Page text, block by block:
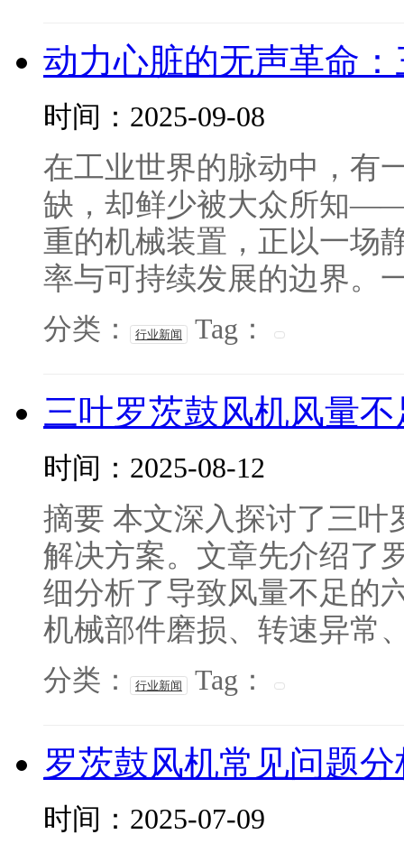
动力心脏的无声革命
时间：2025-09-08
在工业世界的脉动中，有
缺，却鲜少被大众所知
重的机械装置，正以一场
率与可持续发展的边界。
分类： 行业新闻 Tag：
三叶罗茨鼓风机风量
时间：2025-08-12
摘要 本文深入探讨了三叶
解决方案。文章先介绍了
细分析了导致风量不足的
机械部件磨损、转速异常
分类： 行业新闻 Tag：
罗茨鼓风机常见问题
时间：2025-07-09